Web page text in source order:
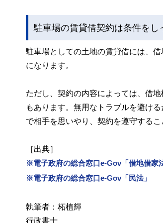
駐車場の賃貸借契約は条件をし
駐車場としての土地の賃貸借には、
になります。
ただし、契約の内容によっては、借
もあります。無用なトラブルを避け
で相手を思いやり、契約を遵守するこ
［出典］
※電子政府の総合窓口e-Gov「借地借家
※電子政府の総合窓口e-Gov「民法」
執筆者：柘植輝
行政書士